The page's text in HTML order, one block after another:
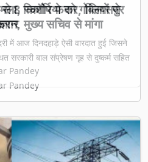
स्कॉर्पियो को गोलियों से
में आज दिनदहाड़े ऐसी वारदात हुई जिसने
Pandey